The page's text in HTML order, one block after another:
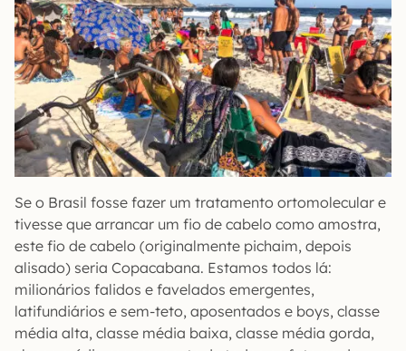
Se o Brasil fosse fazer um tratamento ortomolecular e
tivesse que arrancar um fio de cabelo como amostra,
este fio de cabelo (originalmente pichaim, depois
alisado) seria Copacabana. Estamos todos lá:
milionários falidos e favelados emergentes,
latifundiários e sem-teto, aposentados e boys, classe
média alta, classe média baixa, classe média gorda,